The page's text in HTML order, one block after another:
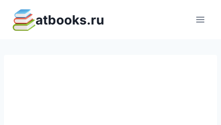
содержимому
atbooks.ru